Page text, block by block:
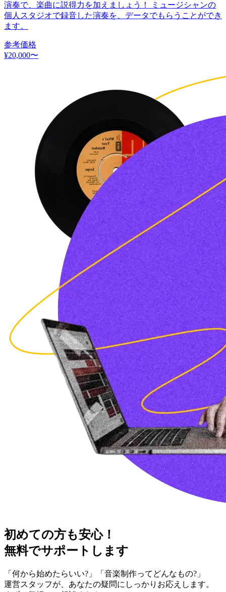
演奏で、楽曲に説得力を加えましょう！ ミュージシャンの
個人スタジオで録音した演奏を、データでもらうことができ
ます。
参考価格
¥20,000〜
初めての方も安心！
無料でサポートします
「何から始めたらいい?」「音楽制作ってどんなもの?」
運営スタッフが、あなたの疑問にしっかりお応えします。